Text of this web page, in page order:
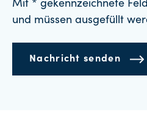
Mit * gekennzeichnete
und müssen ausgefüllt
Nachricht senden